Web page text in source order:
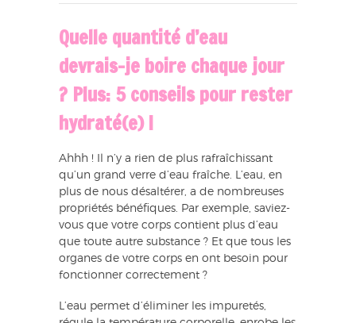
Quelle quantité d’eau
devrais-je boire chaque jour
? Plus: 5 conseils pour rester
hydraté(e) !
Ahhh ! Il n’y a rien de plus rafraîchissant
qu’un grand verre d’eau fraîche. L’eau, en
plus de nous désaltérer, a de nombreuses
propriétés bénéfiques. Par exemple, saviez-
vous que votre corps contient plus d’eau
que toute autre substance ? Et que tous les
organes de votre corps en ont besoin pour
fonctionner correctement ?
L’eau permet d’éliminer les impuretés,